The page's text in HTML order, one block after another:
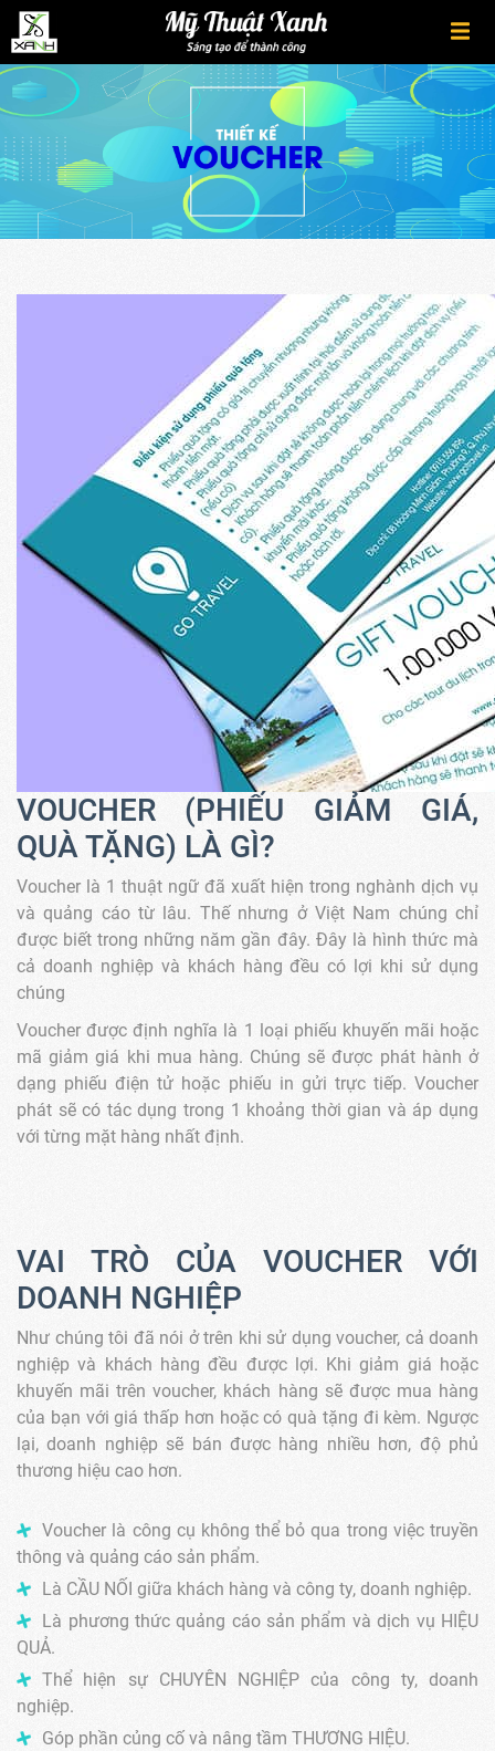
VOUCHER (PHIẾU GIẢM GIÁ,
QUÀ TẶNG) LÀ GÌ?
Voucher là 1 thuật ngữ đã xuất hiện trong nghành dịch vụ
và quảng cáo từ lâu. Thế nhưng ở Việt Nam chúng chỉ
được biết trong những năm gần đây. Đây là hình thức mà
cả doanh nghiệp và khách hàng đều có lợi khi sử dụng
chúng
Voucher được định nghĩa là 1 loại phiếu khuyến mãi hoặc
mã giảm giá khi mua hàng. Chúng sẽ được phát hành ở
dạng phiếu điện tử hoặc phiếu in gửi trực tiếp. Voucher
phát sẽ có tác dụng trong 1 khoảng thời gian và áp dụng
với từng mặt hàng nhất định.
VAI TRÒ CỦA VOUCHER VỚI
DOANH NGHIỆP
Như chúng tôi đã nói ở trên khi sử dụng voucher, cả doanh
nghiệp và khách hàng đều được lợi. Khi giảm giá hoặc
khuyến mãi trên voucher, khách hàng sẽ được mua hàng
của bạn với giá thấp hơn hoặc có quà tặng đi kèm. Ngược
lại, doanh nghiệp sẽ bán được hàng nhiều hơn, độ phủ
thương hiệu cao hơn.
Voucher là công cụ không thể bỏ qua trong việc truyền
thông và quảng cáo sản phẩm.
Là CẦU NỐI giữa khách hàng và công ty, doanh nghiệp.
Là phương thức quảng cáo sản phẩm và dịch vụ HIỆU
QUẢ.
Thể hiện sự CHUYÊN NGHIỆP của công ty, doanh
nghiệp.
Góp phần củng cố và nâng tầm THƯƠNG HIỆU.